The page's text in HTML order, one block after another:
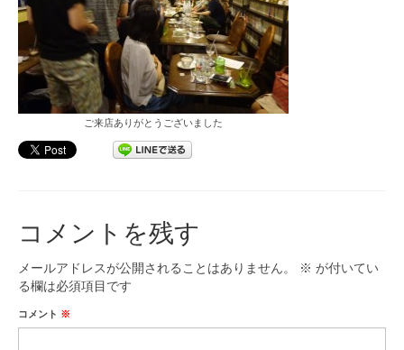
ご来店ありがとうございました
コメントを残す
メールアドレスが公開されることはありません。 ※ が付いてい
る欄は必須項目です
コメント ※